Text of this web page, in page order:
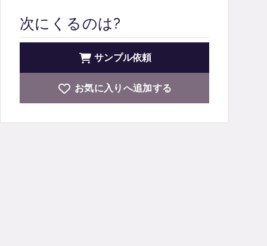
次にくるのは?
サンプル依頼
お気に入りへ追加する